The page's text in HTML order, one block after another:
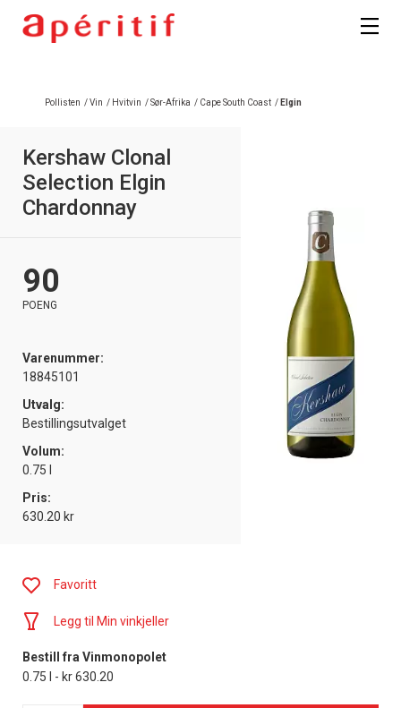
Pollisten /Vin / Hvitvin /Sør-Afrika / Cape South Coast / Elgin
Kershaw Clonal
Selection Elgin
Chardonnay
90
POENG
Varenummer:
18845101
Utvalg:
Bestillingsutvalget
Volum:
0.75 l
Pris:
630.20 kr
Favoritt
Legg til Min vinkjeller
Bestill fra Vinmonopolet
0.75 l - kr 630.20